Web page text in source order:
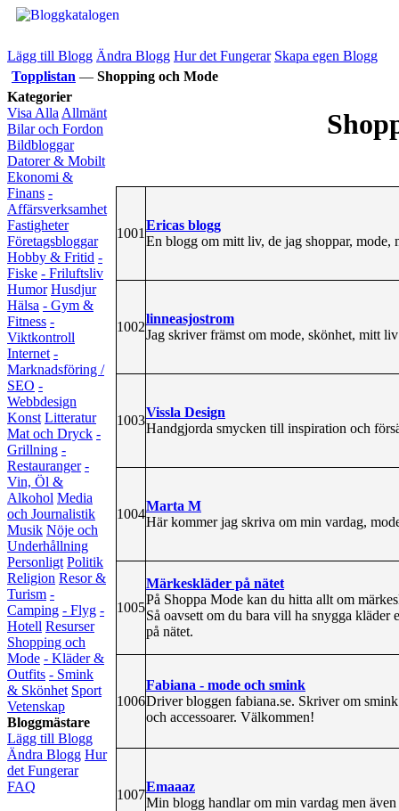
Lägg till Blogg Ändra Blogg Hur det Fungerar Skapa egen Blogg
Topplistan — Shopping och Mode
Kategorier
Visa Alla Allmänt
Bilar och Fordon
Bildbloggar
Datorer & Mobilt
Ekonomi &
Finans -
Affärsverksamhet
Fastigheter
Företagsbloggar
Hobby & Fritid -
Fiske - Friluftsliv
Humor Husdjur
Hälsa - Gym &
Fitness -
Viktkontroll
Internet -
Marknadsföring /
SEO -
Webbdesign
Konst Litteratur
Mat och Dryck -
Grillning -
Restauranger -
Vin, Öl &
Alkohol Media
och Journalistik
Musik Nöje och
Underhållning
Personligt Politik
Religion Resor &
Turism -
Camping - Flyg -
Hotell Resurser
Shopping och
Mode - Kläder &
Outfits - Smink
& Skönhet Sport
Vetenskap
Bloggmästare
Lägg till Blogg
Ändra Blogg Hur
det Fungerar
FAQ
1001
Ericas blogg
En blogg om mitt liv, de jag shoppar,
1002
linneasjostrom
Jag skriver främst om mode, skönhet, mitt
1003
Vissla Design
Handgjorda smycken till inspiration och
1004
Marta M
Här kommer jag skriva om min vardag,
1005
Märkeskläder på nätet
På Shoppa Mode kan du hitta allt om
Så oavsett om du bara vill ha snygga kläder
på nätet.
1006
Fabiana - mode och smink
Driver bloggen fabiana.se. Skriver om
och accessoarer. Välkommen!
1007
Emaaaz
Min blogg handlar om min vardag men